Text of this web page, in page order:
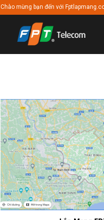
Chào mừng bạn đến với